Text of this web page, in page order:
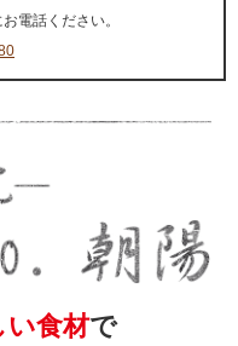
電話ください。
い食材で